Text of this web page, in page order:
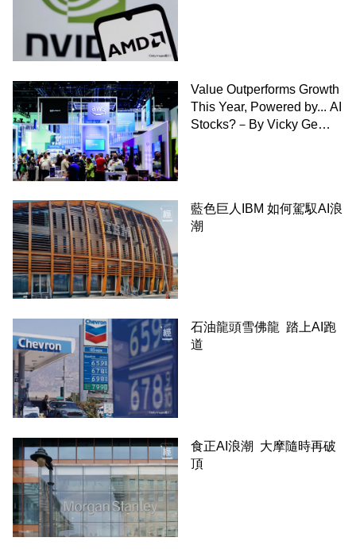
Value Outperforms Growth
This Year, Powered by... AI
Stocks?－By Vicky Ge
藍色巨人IBM 如何駕馭AI浪
潮
石油龍頭雪佛龍 踏上AI跑
道
食正AI浪潮 大摩隨時再破
頂